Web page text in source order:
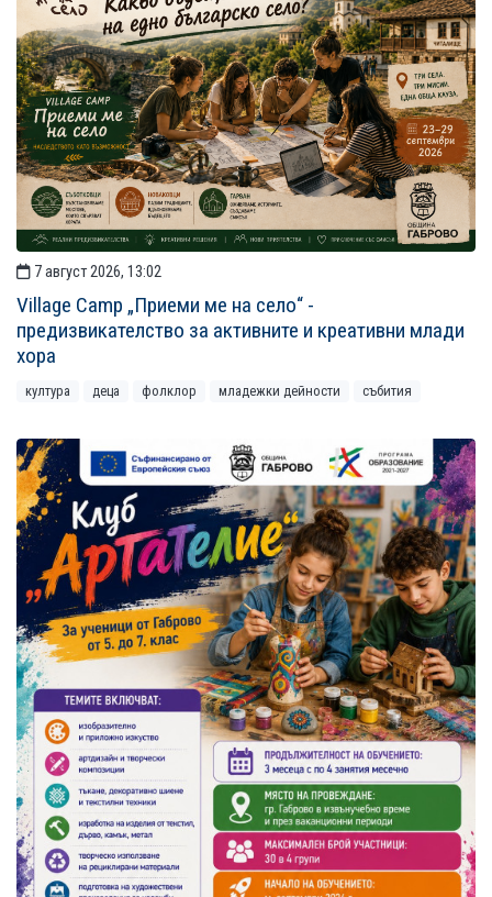
7 август 2026, 13:02
Village Camp „Приеми ме на село“ -
предизвикателство за активните и креативни млади
хора
култура деца фолклор младежки дейности събития